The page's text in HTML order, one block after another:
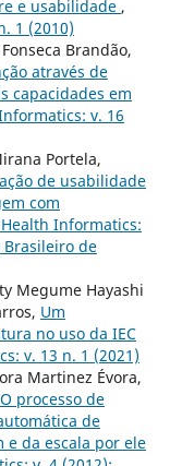
e usabilidade ,
1 (2010)
Brandão,
através de
capacidades em
v. 16
Portela,
de usabilidade
com
Informatics:
Brasileiro de
Megume Hayashi
Um
no uso da IEC
v. 13 n. 1 (2021)
Martinez Évora,
O processo de
de
e da escala por ele